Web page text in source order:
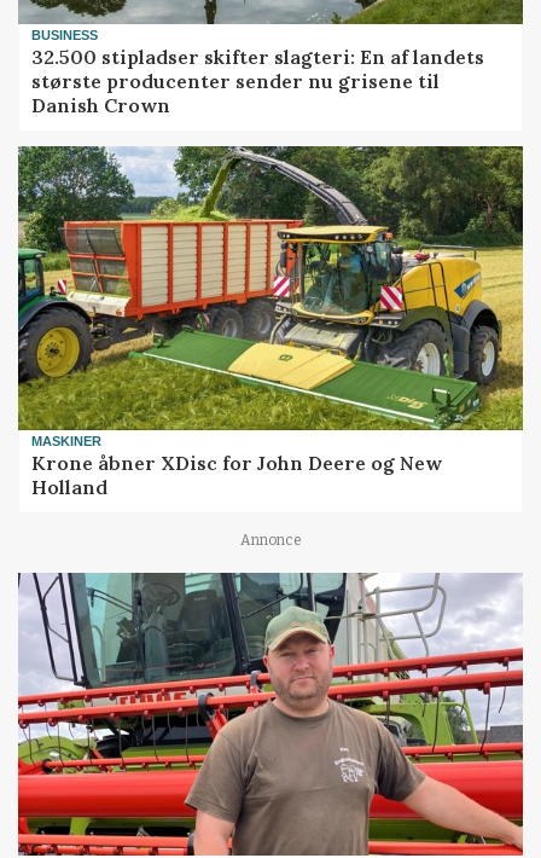
BUSINESS
32.500 stipladser skifter slagteri: En af landets
største producenter sender nu grisene til
Danish Crown
MASKINER
Krone åbner XDisc for John Deere og New
Holland
Annonce